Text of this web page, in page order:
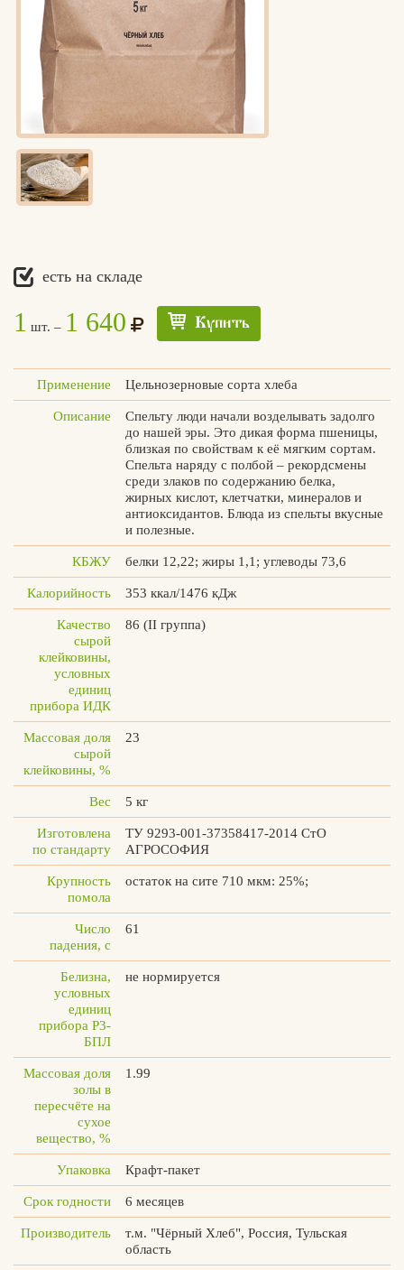
Едлин
Вконтакте
Max
есть на складе
1 шт. – 1 640 Купить
Применение Цельнозерновые сорта хлеба
Описание
Спельту люди начали возделывать задолго
до нашей эры. Это дикая форма пшеницы,
близкая по свойствам к её мягким сортам.
Спельта наряду с полбой – рекордсмены
среди злаков по содержанию белка,
жирных кислот, клетчатки, минералов и
антиоксидантов. Блюда из спельты вкусные
и полезные.
КБЖУ белки 12,22; жиры 1,1; углеводы 73,6
Калорийность 353 ккал/1476 кДж
Качество
сырой
клейковины,
условных
единиц
прибора ИДК
86 (II группа)
Массовая доля
сырой
клейковины, %
23
Вес 5 кг
Изготовлена
по стандарту
ТУ 9293-001-37358417-2014 СтО
АГРОСОФИЯ
Крупность
помола
остаток на сите 710 мкм: 25%;
Число
падения, с
61
Белизна,
условных
единиц
прибора Р3-
БПЛ
не нормируется
Массовая доля
золы в
пересчёте на
сухое
вещество, %
1.99
Упаковка Крафт-пакет
Срок годности 6 месяцев
Производитель
т.м. "Чёрный Хлеб", Россия, Тульская
область